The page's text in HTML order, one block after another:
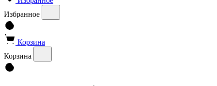
Избранное
Корзина
Корзина